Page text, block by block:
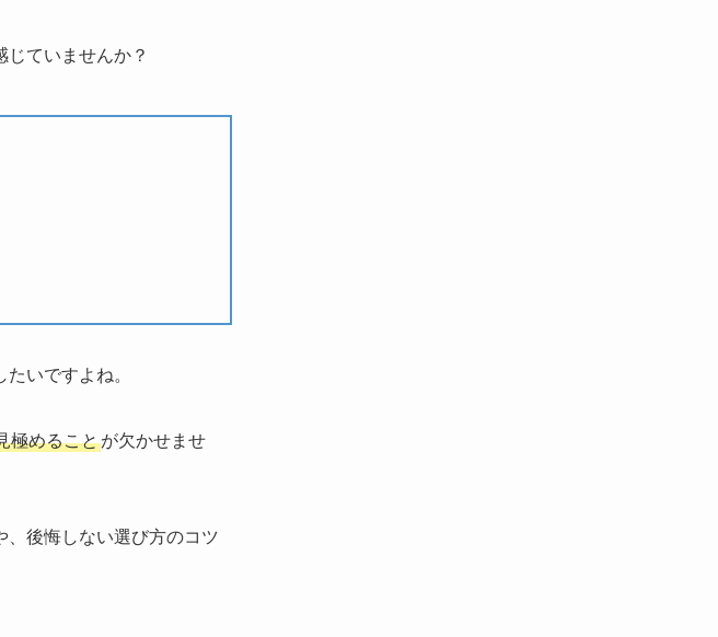
じていませんか？
いですよね。
極めることが欠かせませ
、後悔しない選び方のコツ